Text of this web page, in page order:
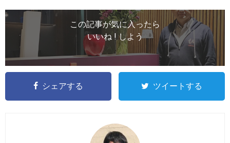
この記事が気に入ったら
いいね ! しよう
シェアする ツイートする